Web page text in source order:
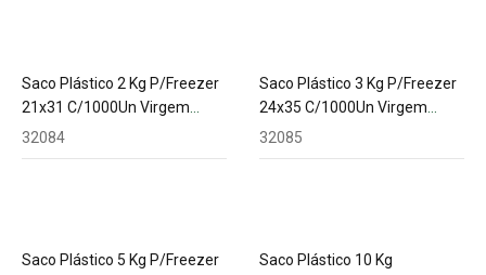
Saco Plástico 2 Kg P/Freezer
21x31 C/1000Un Virgem
C/Picote R.2653
32084
Saco Plástico 3 Kg P/Freezer
24x35 C/1000Un Virgem
C/Picote R.2654
32085
Saco Plástico 5 Kg P/Freezer
Saco Plástico 10 Kg